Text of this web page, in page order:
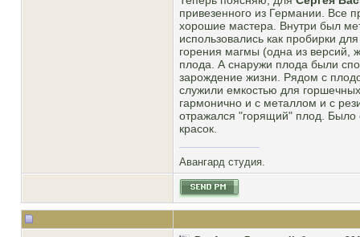
привезенного из Германии. Все
хорошие мастера. Внутри был
использовались как пробирки
горения магмы (одна из версий,
плода. А снаружи плода были
зарождение жизни. Рядом с
служили емкостью для
гармонично и с металлом и с
отражался "горящий" плод. Было
красок.
Авангард студия.